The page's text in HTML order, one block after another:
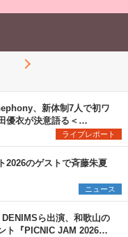
、新体制7人で初ワ
優衣が決意語る＜
Live はじまりの夏
ライブレポート
2026のゲストで斉藤朱夏
ニュース
ら出演、和歌山の
ト『PICNIC JAM 2026』